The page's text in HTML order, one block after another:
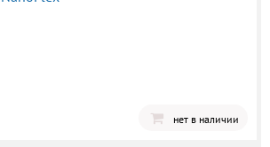
нет в наличии